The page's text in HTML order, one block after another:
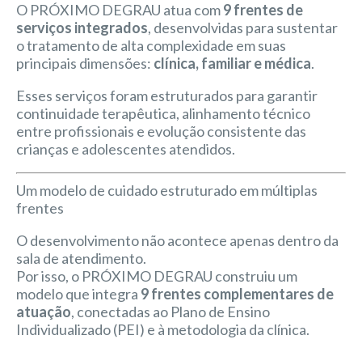
O PRÓXIMO DEGRAU atua com9 frentes de
serviços integrados, desenvolvidas para sustentar
o tratamento de alta complexidade em suas
principais dimensões: clínica, familiar e médica.
Esses serviços foram estruturados para garantir
continuidade terapêutica, alinhamento técnico
entre profissionais e evolução consistente das
crianças e adolescentes atendidos.
Um modelo de cuidado estruturado em múltiplas
frentes
O desenvolvimento não acontece apenas dentro da
sala de atendimento.
Por isso, o PRÓXIMO DEGRAU construiu um
modelo que integra 9 frentes complementares de
atuação, conectadas ao Plano de Ensino
Individualizado (PEI) e à metodologia da clínica.